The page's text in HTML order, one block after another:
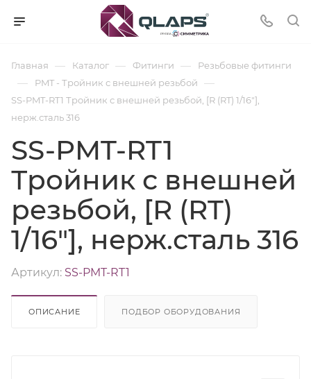
Главная — Каталог — Фитинги — Резьбовые фитинги
— PMT - Тройник с внешней резьбой —
SS-PMT-RT1 Тройник с внешней резьбой, [R (RT) 1/16"],
нерж.сталь 316
SS-PMT-RT1
Тройник с внешней
резьбой, [R (RT)
1/16"], нерж.сталь 316
Артикул: SS-PMT-RT1
ОПИСАНИЕ ПОДБОР ОБОРУДОВАНИЯ